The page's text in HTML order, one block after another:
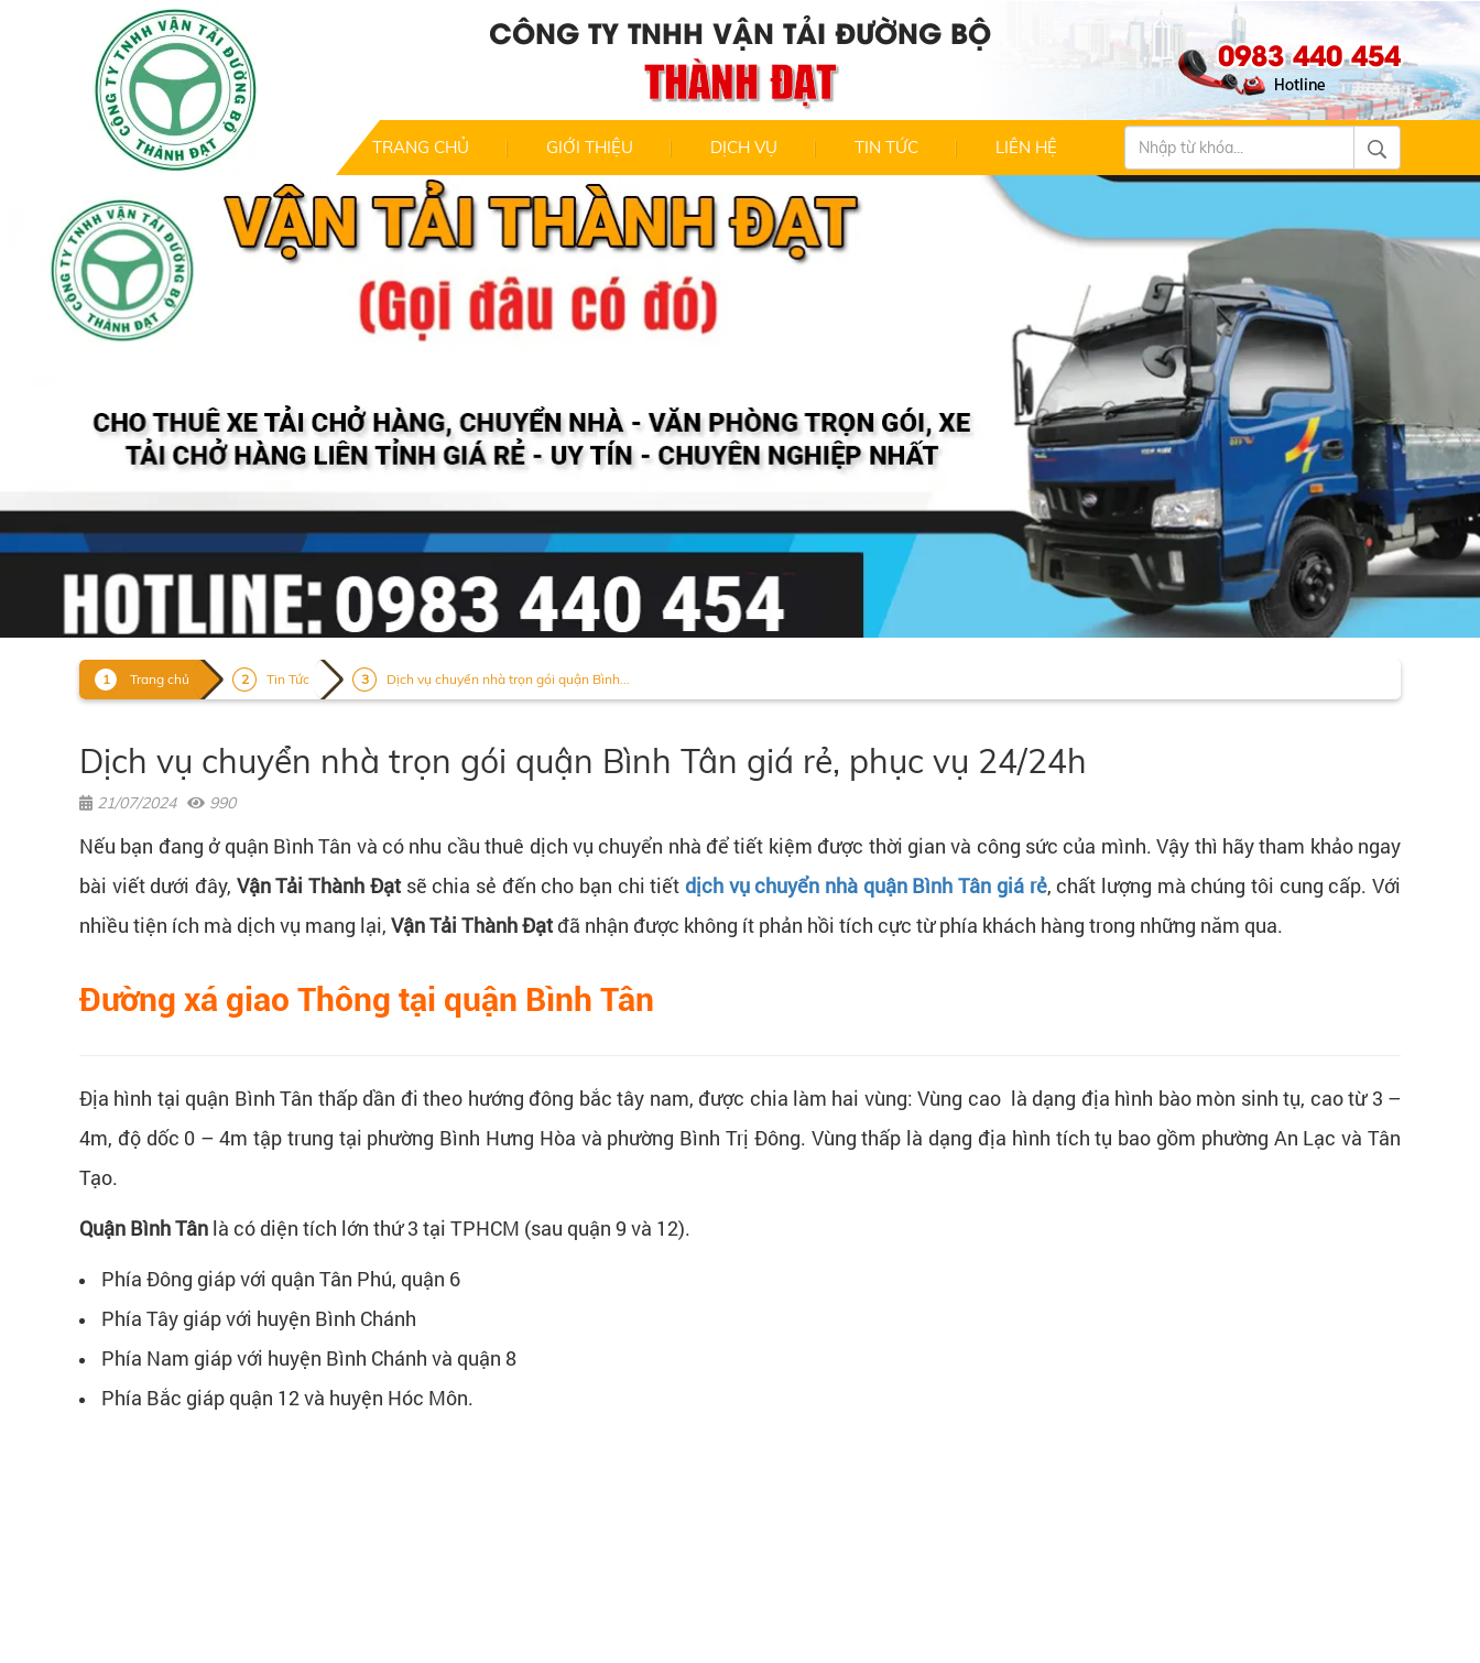
CÔNG TY TNHH VẬN TẢI ĐƯỜNG BỘ
THÀNH ĐẠT 0983 440 454
TRANG CHỦ GIỚI THIỆU DỊCH VỤ TIN TỨC LIÊN HỆ
Trang chủ Tin Tức Dịch vụ chuyển nhà trọn gói quận Bình...
Dịch vụ chuyển nhà trọn gói quận Bình Tân giá rẻ, phục vụ 24/24h
21/07/2024 990
Nếu bạn đang ở quận Bình Tân và có nhu cầu thuê dịch vụ chuyển nhà để tiết kiệm được thời gian và công sức của mình. Vậy thì hãy tham khảo ngay
bài viết dưới đây, Vận Tải Thành Đạtsẽ chia sẻ đến cho bạn chi tiết dịch vụ chuyển nhà quận Bình Tân giá rẻ, chất lượng mà chúng tôi cung cấp. Với
nhiều tiện ích mà dịch vụ mang lại, Vận Tải Thành Đạt đã nhận được không ít phản hồi tích cực từ phía khách hàng trong những năm qua.
Đường xá giao Thông tại quận Bình Tân
Địa hình tại quận Bình Tân thấp dần đi theo hướng đông bắc tây nam, được chia làm hai vùng: Vùng cao là dạng địa hình bào mòn sinh tụ, cao từ 3 –
4m, độ dốc 0 – 4m tập trung tại phường Bình Hưng Hòa và phường Bình Trị Đông. Vùng thấp là dạng địa hình tích tụ bao gồm phường An Lạc và Tân
Tạo.
Quận Bình Tân là có diện tích lớn thứ 3 tại TPHCM (sau quận 9 và 12).
Phía Đông giáp với quận Tân Phú, quận 6
Phía Tây giáp với huyện Bình Chánh
Phía Nam giáp với huyện Bình Chánh và quận 8
Phía Bắc giáp quận 12 và huyện Hóc Môn.